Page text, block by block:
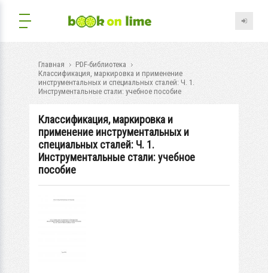
Главная
PDF-библиотека
Классификация, маркировка и применение
инструментальных и специальных сталей: Ч. 1.
Инструментальные стали: учебное пособие
Классификация, маркировка и
применение инструментальных и
специальных сталей: Ч. 1.
Инструментальные стали: учебное
пособие